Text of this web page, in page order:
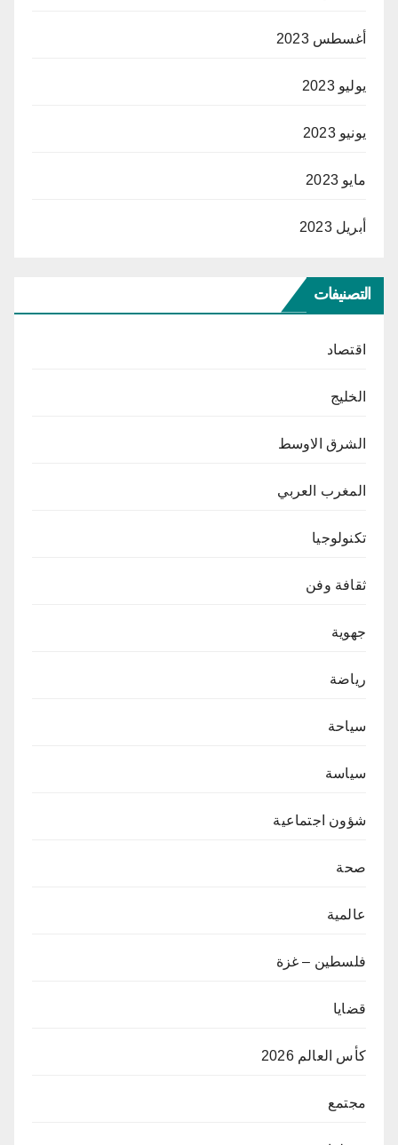
أغسطس 2023
يوليو 2023
يونيو 2023
مايو 2023
أبريل 2023
التصنيفات
اقتصاد
الخليج
الشرق الاوسط
المغرب العربي
تكنولوجيا
ثقافة وفن
جهوية
رياضة
سياحة
سياسة
شؤون اجتماعية
صحة
عالمية
فلسطين – غزة
قضايا
كأس العالم 2026
مجتمع